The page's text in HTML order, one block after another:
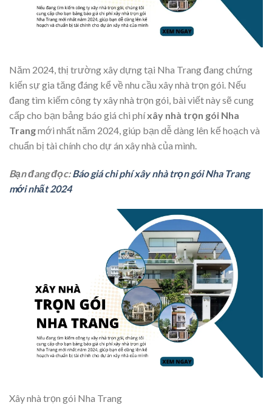
Năm 2024, thị trường xây dựng tại Nha Trang đang chứng
kiến sự gia tăng đáng kể về nhu cầu xây nhà trọn gói. Nếu
đang tìm kiếm công ty xây nhà trọn gói, bài viết này sẽ cung
cấp cho bạn bảng báo giá chi phíxây nhà trọn gói Nha
Trangmới nhất năm 2024, giúp bạn dễ dàng lên kế hoạch và
chuẩn bị tài chính cho dự án xây nhà của mình.
Bạn đang đọc:Báo giá chi phí xây nhà trọn gói Nha Trang
mới nhất 2024
Xây nhà trọn gói Nha Trang